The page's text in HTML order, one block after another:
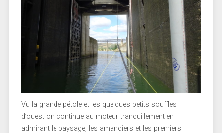
Vu la grande pétole et les quelques petits souffles
d’ouest on continue au moteur tranquillement en
admirant le paysage, les amandiers et les premiers